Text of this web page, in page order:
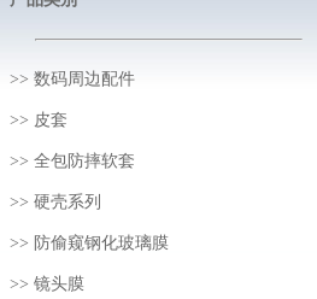
>> 数码周边配件
>> 皮套
>> 全包防摔软套
>> 硬壳系列
>> 防偷窥钢化玻璃膜
>> 镜头膜